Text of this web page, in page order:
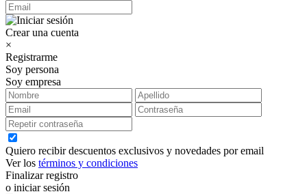
Crear una cuenta
×
Registrarme
Soy persona
Soy empresa
Quiero recibir descuentos exclusivos y novedades por email
Ver los términos y condiciones
Finalizar registro
o iniciar sesión